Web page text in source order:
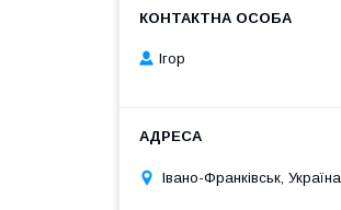
Ігор
Івано-Франківськ, Україна